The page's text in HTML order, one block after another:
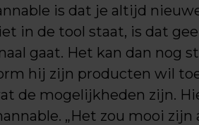
is dat je altijd
in de tool staat, is dat
gaat. Het kan dan nog
hij zijn producten wil
de mogelijkheden zijn.
„Het zou mooi zijn